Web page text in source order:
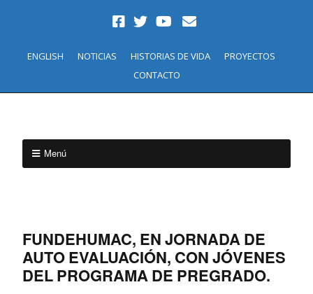
ENGLISH NOTICIAS HISTORIAS DE VIDA
PROYECTOS
CONTACTO
Menú
FUNDEHUMAC, EN JORNADA DE
AUTO EVALUACIÓN, CON JÓVENES
DEL PROGRAMA DE PREGRADO.